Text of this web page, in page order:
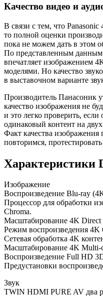
Качество видео и
В связи с тем, что
то полной оценки
пока не можем дать в этом
По представленным
впечатляет изображением
моделями. Но качество
в выставочном варианте
Производитель Панасоник
качество изображения не
и это легко проверить,
одинаковый контент на
Факт качества изображения
повторимся,
Характеристики
Изображение
Воспроизведение Blu-ray
Процессор для обработки
Chroma.
Масштабирование 4K Direct
Режим воспроизведения 4K
Сетевая обработка 4K
Масштабирование 4K Multi-
Воспроизведение Full HD
Предустановки
Звук
TWIN HDMI PURE AV два